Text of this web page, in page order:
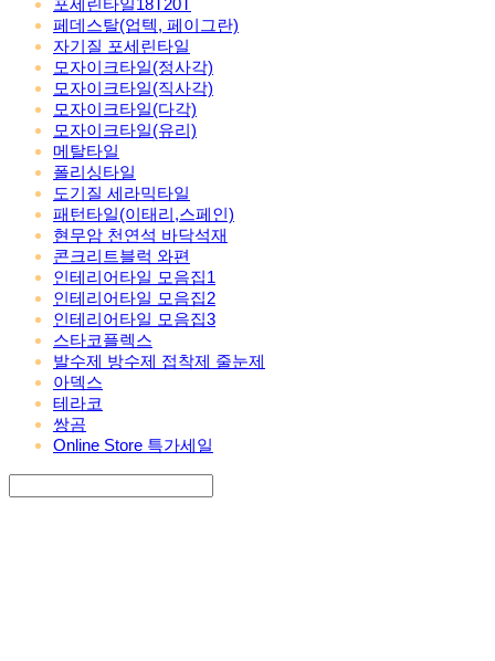
포세린타일18T20T
페데스탈(업텍, 페이그란)
자기질 포세린타일
모자이크타일(정사각)
모자이크타일(직사각)
모자이크타일(다각)
모자이크타일(유리)
메탈타일
폴리싱타일
도기질 세라믹타일
패턴타일(이태리,스페인)
현무암 천연석 바닥석재
콘크리트블럭 와편
인테리어타일 모음집1
인테리어타일 모음집2
인테리어타일 모음집3
스타코플렉스
발수제 방수제 접착제 줄눈제
아덱스
테라코
쌍곰
Online Store 특가세일